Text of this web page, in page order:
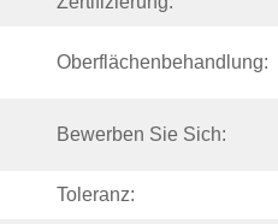
Oberflächenbehandlung:
Bewerben Sie Sich:
Toleranz: